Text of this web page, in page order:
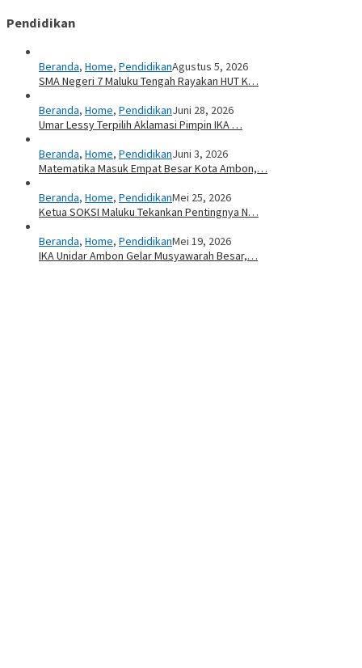
Pendidikan
Beranda, Home, PendidikanAgustus 5, 2026
SMA Negeri 7 Maluku Tengah Rayakan HUT K…
Beranda, Home, PendidikanJuni 28, 2026
Umar Lessy Terpilih Aklamasi Pimpin IKA …
Beranda, Home, PendidikanJuni 3, 2026
Matematika Masuk Empat Besar Kota Ambon,…
Beranda, Home, PendidikanMei 25, 2026
Ketua SOKSI Maluku Tekankan Pentingnya N…
Beranda, Home, PendidikanMei 19, 2026
IKA Unidar Ambon Gelar Musyawarah Besar,…